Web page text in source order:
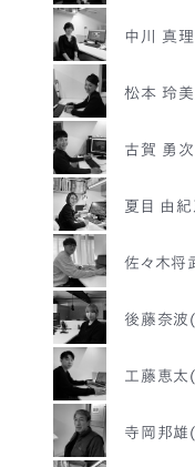
中川 真
松本 玲
古賀 勇
夏目 由
佐々木将
後藤奈
工藤恵
寺岡邦